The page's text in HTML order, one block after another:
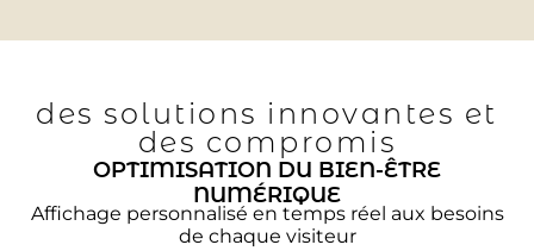
des solutions innovantes et
des compromis
OPTIMISATION DU BIEN-ÊTRE
NUMÉRIQUE
Affichage personnalisé en temps réel aux besoins
de chaque visiteur